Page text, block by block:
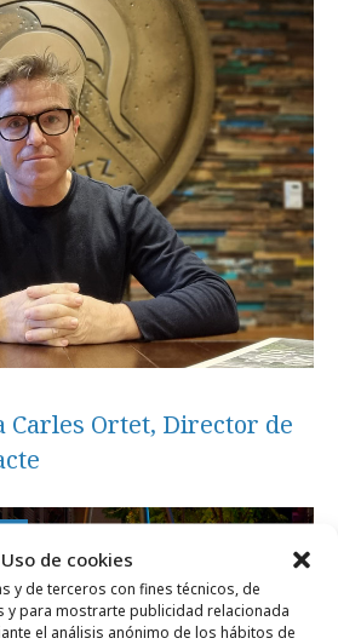
Uso de cookies
y de terceros con fines técnicos, de
y para mostrarte publicidad relacionada
el análisis anónimo de los hábitos de
Carles Ortet, Director de